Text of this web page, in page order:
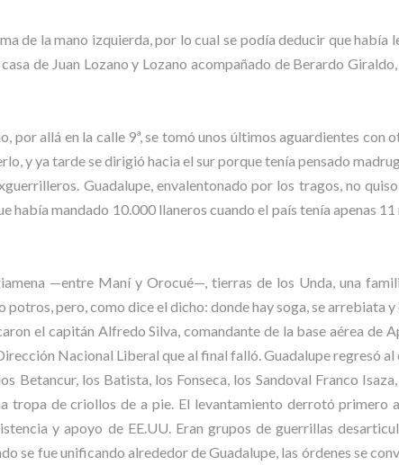
de la mano izquierda, por lo cual se podía deducir que
de Juan Lozano y Lozano acompañado de Berardo
por allá en la calle 9ª, se tomó unos últimos aguardientes con
y ya tarde se dirigió hacia el sur porque tenía pensado
Guadalupe, envalentonado por los tragos, no
mandado 10.000 llaneros cuando el país tenía apenas
—entre Maní y Orocué—, tierras de los Unda, una
pero, como dice el dicho: donde hay soga, se arrebiata
el capitán Alfredo Silva, comandante de la base aérea de
Nacional Liberal que al final falló. Guadalupe regresó al
Betancur, los Batista, los Fonseca, los Sandoval Franco
tropa de criollos de a pie. El levantamiento derrotó primero
y apoyo de EE.UU. Eran grupos de guerrillas
se fue unificando alrededor de Guadalupe, las órdenes se